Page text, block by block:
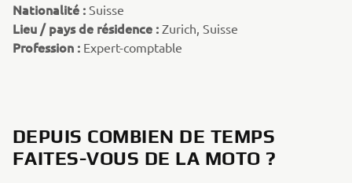
Nationalité : Suisse
Lieu / pays de résidence : Zurich, Suisse
Profession : Expert-comptable
DEPUIS COMBIEN DE TEMPS
FAITES-VOUS DE LA MOTO ?